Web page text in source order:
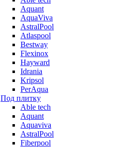
Aquant
AquaViva
AstralPool
Atlaspool
Bestway
Flexinox
Hayward
Idrania
Kripsol
PerAqua
Под плитку
Able tech
Aquant
Aquaviva
AstralPool
Fiberpool